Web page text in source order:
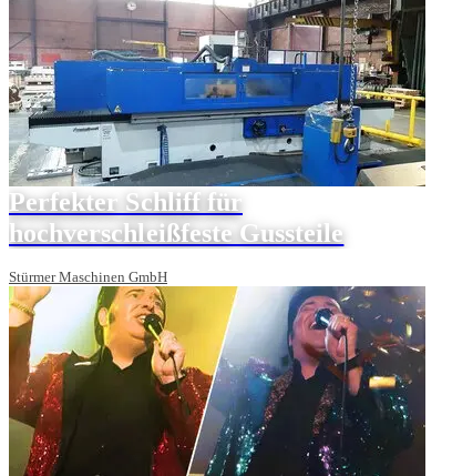
Perfekter Schliff für
hochverschleißfeste Gussteile
Stürmer Maschinen GmbH